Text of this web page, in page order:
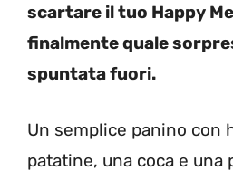
scartare il tuo Happy
finalmente quale
spuntata fuori.
Un semplice panino con
patatine, una coca e una